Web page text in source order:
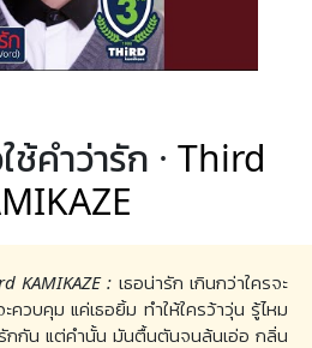
ช้คำว่ารัก · Third
KAMIKAZE : เธอน่ารัก เกินกว่าใครจะ
ควบคุม แค่เธอยิ้ม ทำให้ใครว้าวุ่น รู้ไหม
รักกัน แต่คำนั้น มันตื้นตันจนล้นเอ่อ กลิ่น